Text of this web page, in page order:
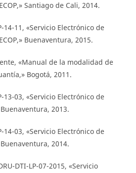
Santiago de Cali, 2014.
14-11, «Servicio Electrónico de
Buenaventura, 2015.
«Manual de la modalidad de
Bogotá, 2011.
13-03, «Servicio Electrónico de
2013.
14-03, «Servicio Electrónico de
2014.
DTI-LP-07-2015, «Servicio